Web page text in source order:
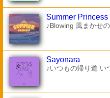
Summer Princess
♪Blowing 風まかせ
Sayonara
♪いつもの帰り道 い